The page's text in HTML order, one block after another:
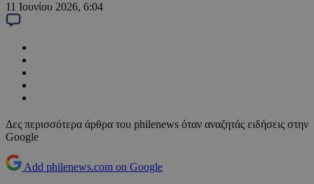
11 Ιουνίου 2026, 6:04
Δες περισσότερα άρθρα του philenews όταν αναζητάς ειδήσεις στην
Google
Add philenews.com on Google